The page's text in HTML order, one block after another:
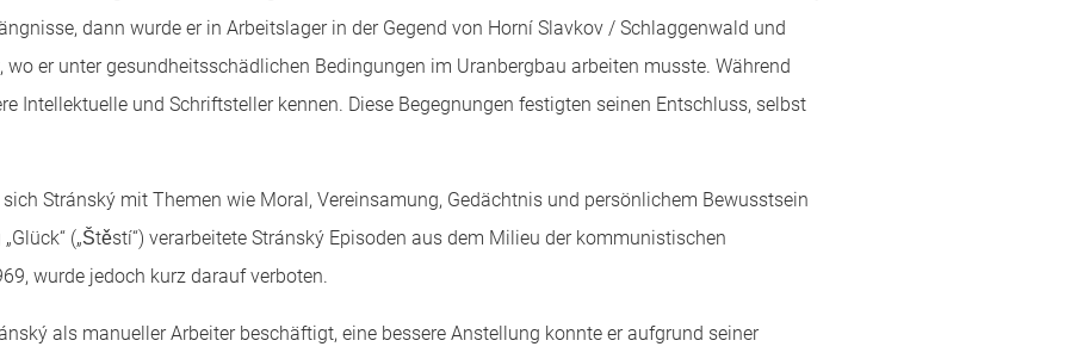
dann wurde er in Arbeitslager in der Gegend von Horní Slavkov / Schlaggenwald und
er unter gesundheitsschädlichen Bedingungen im Uranbergbau arbeiten musste. Während
Intellektuelle und Schriftsteller kennen. Diese Begegnungen festigten seinen Entschluss, selbst
Stránský mit Themen wie Moral, Vereinsamung, Gedächtnis und persönlichem Bewusstsein
(„Štěstí“) verarbeitete Stránský Episoden aus dem Milieu der kommunistischen
wurde jedoch kurz darauf verboten.
als manueller Arbeiter beschäftigt, eine bessere Anstellung konnte er aufgrund seiner